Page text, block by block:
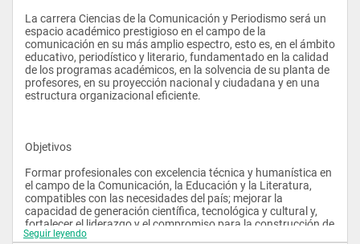
La carrera Ciencias de la Comunicación y Periodismo será un
espacio académico prestigioso en el campo de la
comunicación en su más amplio espectro, esto es, en el ámbito
educativo, periodístico y literario, fundamentado en la calidad
de los programas académicos, en la solvencia de su planta de
profesores, en su proyección nacional y ciudadana y en una
estructura organizacional eficiente.
Objetivos
Formar profesionales con excelencia técnica y humanística en
el campo de la Comunicación, la Educación y la Literatura,
compatibles con las necesidades del país; mejorar la
capacidad de generación científica, tecnológica y cultural y,
fortalecer el liderazgo y el compromiso para la construcción de
la sociedad libre y justa que consolide un proyecto nacional y
Seguir leyendo